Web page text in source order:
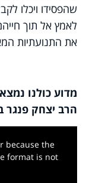
שהפסידו ויכלו
לאמץ אל תוך
את התנועתיות
מדוע כולנו
הרב יצחק
because the
format is not